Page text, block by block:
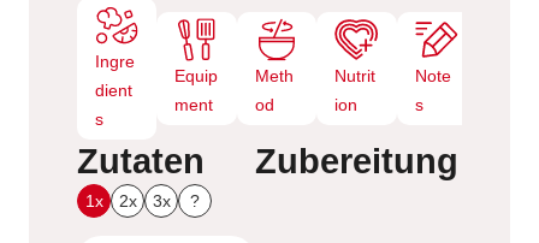
Ingre
dient
s
Equip
ment
Meth
od
Nutrit
ion
Note
s
Zutaten
1x 2x 3x ?
Zubereitung